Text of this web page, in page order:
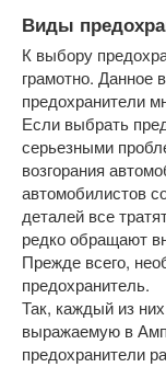
Виды
К выбору
грамотно. Данное
предохранители
Если выбрать
серьезными
возгорания
автомобилистов
деталей все
редко обращают
Прежде всего,
предохранитель.
Так, каждый из
выражаемую в
предохранители